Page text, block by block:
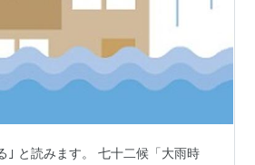
｣ と読みます。 七十二候「大雨時